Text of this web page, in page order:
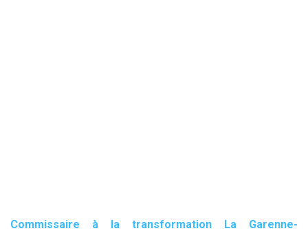
Commissaire à la transformation La Garenne-